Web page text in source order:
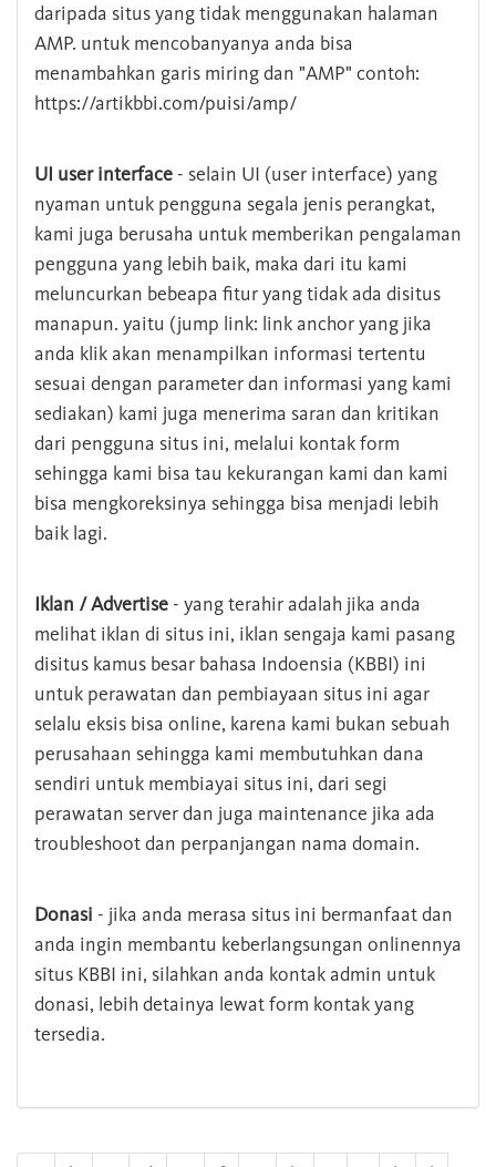
daripada situs yang tidak menggunakan halaman
AMP. untuk mencobanyanya anda bisa
menambahkan garis miring dan "AMP" contoh:
https://artikbbi.com/puisi/amp/
UI user interface - selain UI (user interface) yang
nyaman untuk pengguna segala jenis perangkat,
kami juga berusaha untuk memberikan pengalaman
pengguna yang lebih baik, maka dari itu kami
meluncurkan bebeapa fitur yang tidak ada disitus
manapun. yaitu (jump link: link anchor yang jika
anda klik akan menampilkan informasi tertentu
sesuai dengan parameter dan informasi yang kami
sediakan) kami juga menerima saran dan kritikan
dari pengguna situs ini, melalui kontak form
sehingga kami bisa tau kekurangan kami dan kami
bisa mengkoreksinya sehingga bisa menjadi lebih
baik lagi.
Iklan / Advertise - yang terahir adalah jika anda
melihat iklan di situs ini, iklan sengaja kami pasang
disitus kamus besar bahasa Indoensia (KBBI) ini
untuk perawatan dan pembiayaan situs ini agar
selalu eksis bisa online, karena kami bukan sebuah
perusahaan sehingga kami membutuhkan dana
sendiri untuk membiayai situs ini, dari segi
perawatan server dan juga maintenance jika ada
troubleshoot dan perpanjangan nama domain.
Donasi - jika anda merasa situs ini bermanfaat dan
anda ingin membantu keberlangsungan onlinennya
situs KBBI ini, silahkan anda kontak admin untuk
donasi, lebih detainya lewat form kontak yang
tersedia.